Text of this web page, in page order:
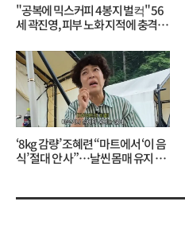
"공복에 믹스커피 4봉지 벌컥" 56
세 곽진영, 피부 노화 지적에 충격…
‘8kg 감량’ 조혜련 “마트에서 ‘이 음
식’ 절대 안 사”…날씬 몸매 유지 비